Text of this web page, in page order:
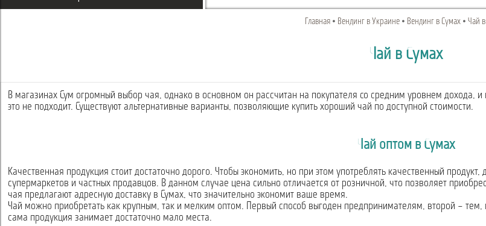
Главная Вендинг в Украине Вендинг в Сумах Чай
Чай в Сумах
В магазинах Сум огромный выбор чая, однако в основном он рассчитан на покупателя со средним уровнем дохода,
это не подходит. Существуют альтернативные варианты, позволяющие купить хороший чай по доступной стоимости.
Чай оптом в Сумах
Качественная продукция стоит достаточно дорого. Чтобы экономить, но при этом употреблять качественный
супермаркетов и частных продавцов. В данном случае цена сильно отличается от розничной, что позволяет
чая предлагают адресную доставку в Сумах, что значительно экономит ваше время.
Чай можно приобретать как крупным, так и мелким оптом. Первый способ выгоден предпринимателям, второй – тем,
сама продукция занимает достаточно мало места.